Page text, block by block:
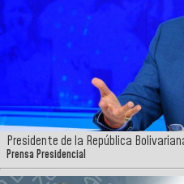
Presidente de la República
Prensa Presidencial